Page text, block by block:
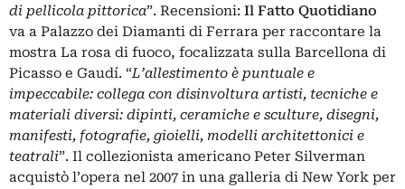
di pellicola pittorica”. Recensioni: Il Fatto Quotidiano
va a Palazzo dei Diamanti di Ferrara per raccontare la
mostra La rosa di fuoco, focalizzata sulla Barcellona di
Picasso e Gaudí. “L’allestimento è puntuale e
impeccabile: collega con disinvoltura artisti, tecniche e
materiali diversi: dipinti, ceramiche e sculture, disegni,
manifesti, fotografie, gioielli, modelli architettonici e
teatrali”. Il collezionista americano Peter Silverman
acquistò l’opera nel 2007 in una galleria di New York per